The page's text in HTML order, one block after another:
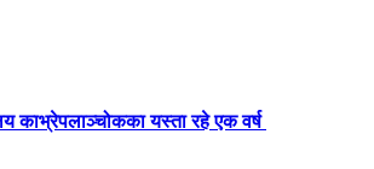
काभ्रेपलाञ्चोकका यस्ता रहे एक वर्ष